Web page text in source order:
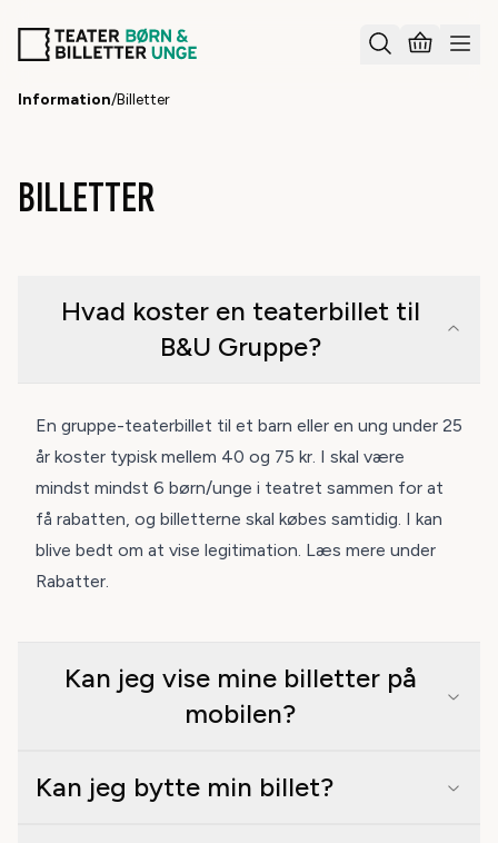
Information/Billetter
BILLETTER
Hvad koster en teaterbillet til
B&U Gruppe?
En gruppe-teaterbillet til et barn eller en ung under 25
år koster typisk mellem 40 og 75 kr. I skal være
mindst mindst 6 børn/unge i teatret sammen for at
få rabatten, og billetterne skal købes samtidig. I kan
blive bedt om at vise legitimation. Læs mere under
Rabatter.
Kan jeg vise mine billetter på
mobilen?
Kan jeg bytte min billet?